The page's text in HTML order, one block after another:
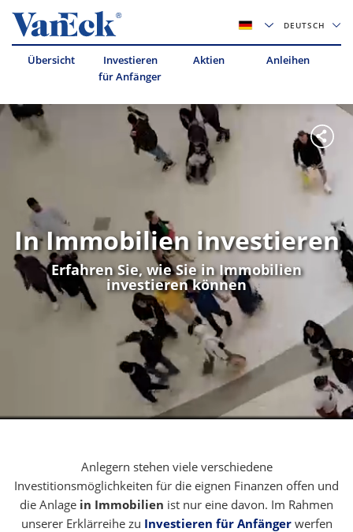
DEUTSCH
Übersicht
Investieren
für Anfänger
Aktien Anleihen
In Immobilien investieren
Erfahren Sie, wie Sie in Immobilien
investieren können
Anlegern stehen viele verschiedene
Investitionsmöglichkeiten für die eignen Finanzen offen und
die Anlage in Immobilien ist nur eine davon. Im Rahmen
unserer Erklärreihe zu Investieren für Anfängerwerfen